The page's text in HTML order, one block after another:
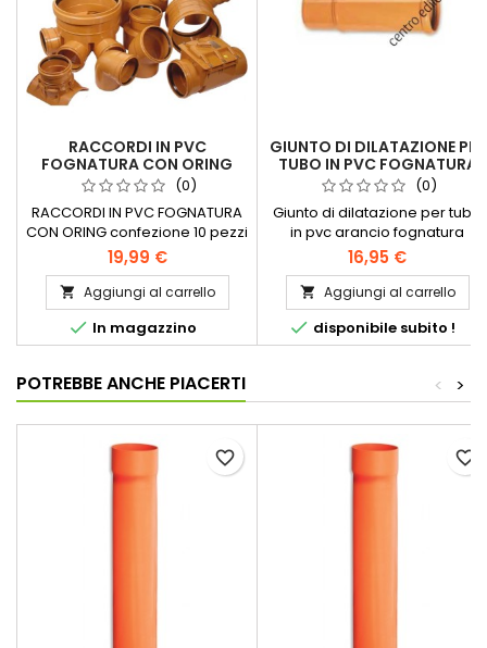
RACCORDI IN PVC
FOGNATURA CON ORING
CONFEZIONE 10 PEZZI
(0)
RACCORDI IN PVC FOGNATURA
CON ORING confezione 10 pezzi
si tratta di rimanenze di
magazzino, vari diametri, nuovi
ma scoloriti dal sole
19,99 €
 Aggiungi al carrello
 In magazzino
GIUNTO DI DILATAZIONE PER
TUBO IN PVC FOGNATURA
(0)
Giunto di dilatazione per tubo
in pvc arancio fognatura
Diametri disponibili
millimetri:63 - 80 - 100 - 125
16,95 €
 Aggiungi al carrello
 disponibile subito !
POTREBBE ANCHE PIACERTI >
<
favorite_border favorite_border